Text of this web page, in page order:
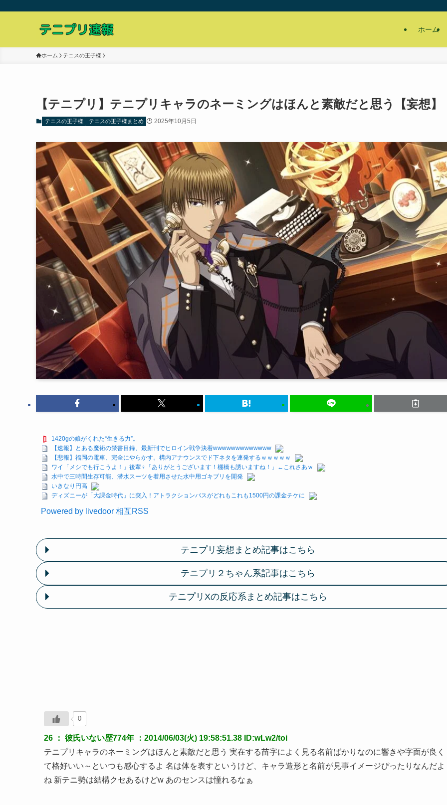
ホーム
ホーム テニスの王子様
【テニプリ】テニプリキャラのネーミングはほんと素敵だと思う【妄想】
テニスの王子様 テニスの王子様まとめ 2025年10月5日
1420gの娘がくれた“生きる力”。
【速報】とある魔術の禁書目録、最新刊でヒロイン戦争決着wwwwwwwwwwwww
【悲報】福岡の電車、完全にやらかす。構内アナウンスでド下ネタを連発するｗｗｗｗｗ
ワイ「メシでも行こうよ！」後輩♀「ありがとうございます！棚橋も誘いますね！」←これさあｗ
水中で三時間生存可能、潜水スーツを着用させた水中用ゴキブリを開発
いきなり円高
ディズニーが「大課金時代」に突入！アトラクションパスがどれもこれも1500円の課金チケに
Powered by livedoor 相互RSS
テニプリ妄想まとめ記事はこちら
テニプリ２ちゃん系記事はこちら
テニプリXの反応系まとめ記事はこちら
0
26 ： 彼氏いない歴774年
：2014/06/03(火) 19:58:51.38 ID:wLw2/toi
テニプリキャラのネーミングはほんと素敵だと思う 実在する苗字によく見る名前ばかりなのに響きや字面が良く
て格好いい～といつも感心するよ 名は体を表すというけど、キャラ造形と名前が見事イメージぴったりなんだよ
ね 新テニ勢は結構クセあるけどw あのセンスは憧れるなぁ